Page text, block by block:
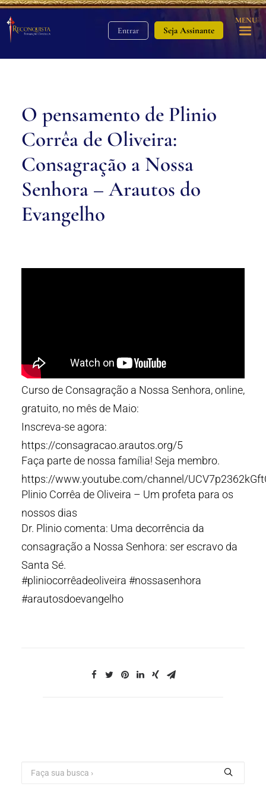
Entrar Seja Assinante
MENU
O pensamento de Plinio
Corrêa de Oliveira:
Consagração a Nossa
Senhora – Arautos do
Evangelho
Curso de Consagração a Nossa Senhora, online,
gratuito, no mês de Maio:
Inscreva-se agora:
https://consagracao.arautos.org/5
Faça parte de nossa família! Seja membro.
https://www.youtube.com/channel/
Plinio Corrêa de Oliveira – Um profeta para os
nossos dias
Dr. Plinio comenta: Uma decorrência da
consagração a Nossa Senhora: ser escravo da
Santa Sé.
#pliniocorrêadeoliveira #nossasenhora
#arautosdoevangelho